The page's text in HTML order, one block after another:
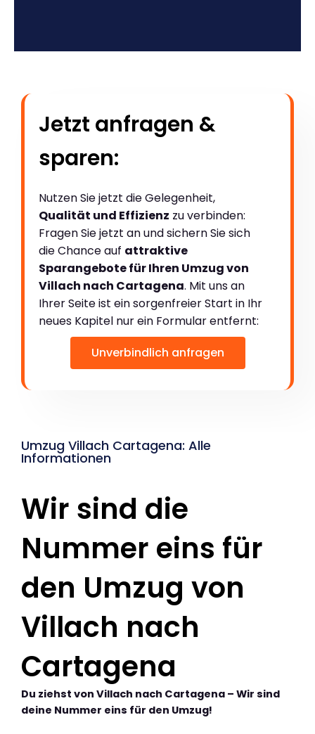
Jetzt anfragen &
sparen:
Nutzen Sie jetzt die Gelegenheit,
Qualität und Effizienz zu verbinden:
Fragen Sie jetzt an und sichern Sie sich
die Chance auf attraktive
Sparangebote für Ihren Umzug von
Villach nach Cartagena. Mit uns an
Ihrer Seite ist ein sorgenfreier Start in Ihr
neues Kapitel nur ein Formular entfernt:
Unverbindlich anfragen
Umzug Villach Cartagena: Alle
Informationen
Wir sind die
Nummer eins für
den Umzug von
Villach nach
Cartagena
Du ziehst von Villach nach Cartagena – Wir sind
deine Nummer eins für den Umzug!